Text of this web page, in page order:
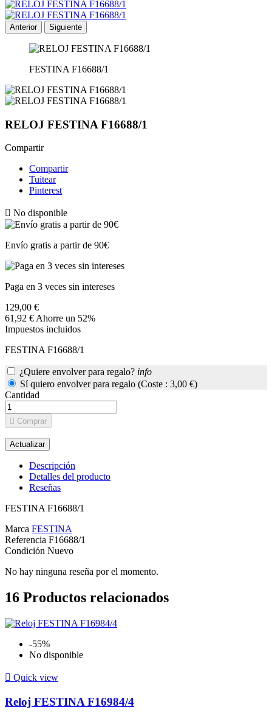
Anterior Siguiente
FESTINA F16688/1
RELOJ FESTINA F16688/1
Compartir
Compartir
Tuitear
Pinterest
 No disponible
Envío gratis a partir de 90€
Paga en 3 veces sin intereses
129,00 €
61,92 €Ahorre un 52%
Impuestos incluidos
FESTINA F16688/1
¿Quiere envolver para regalo? info
Sí quiero envolver para regalo (Coste : 3,00 €)
Cantidad
 Comprar
Descripción
Detalles del producto
Reseñas
FESTINA F16688/1
Marca FESTINA
Referencia F16688/1
Condición Nuevo
No hay ninguna reseña por el momento.
16 Productos relacionados
-55%
No disponible
 Quick view
Reloj FESTINA F16984/4